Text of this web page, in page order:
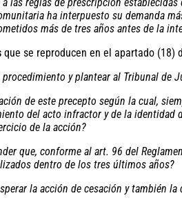
ha interpuesto su demanda
más de tres años antes de la
que se reproducen en el apartado (18)
y plantear al Tribunal de
de este precepto según la cual,
del acto infractor y de la
de la acción?
que, conforme al art. 96 del
dentro de los tres últimos años?
la acción de cesación y